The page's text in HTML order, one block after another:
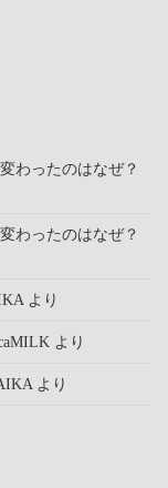
わったのはなぜ？
わったのはなぜ？
より
より
より